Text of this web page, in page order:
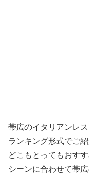
帯広のイタリアンレ
ランキング形式でご
どこもとってもおす
シーンに合わせて帯